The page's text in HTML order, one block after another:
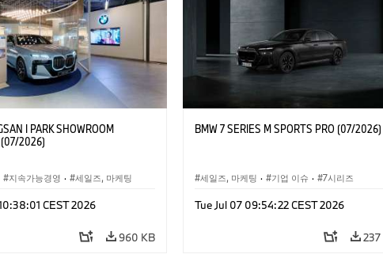
I PARK SHOWROOM
2026)
지속가능경영 · 세일즈, 마케팅
CEST 2026
960 KB
BMW 7 SERIES M SPORTS PRO (07/2026)
세일즈, 마케팅 · 기업 이슈 · 7시리즈
Tue Jul 07 09:54:22 CEST 2026